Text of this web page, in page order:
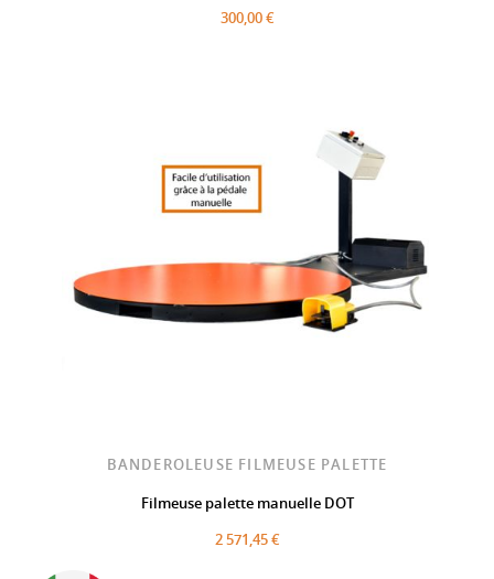
300,00 €
BANDEROLEUSE FILMEUSE PALETTE
Filmeuse palette manuelle DOT
2 571,45 €